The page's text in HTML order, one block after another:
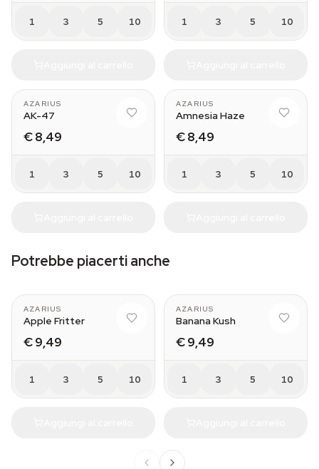
1 3 5 10 1 3 5 10
AZARIUS
AK-47
€ 8,49
1 3 5 10
AZARIUS
Amnesia Haze
€ 8,49
1 3 5 10
Potrebbe piacerti anche
AZARIUS
Apple Fritter
€ 9,49
1 3 5 10
AZARIUS
Banana Kush
€ 9,49
1 3 5 10